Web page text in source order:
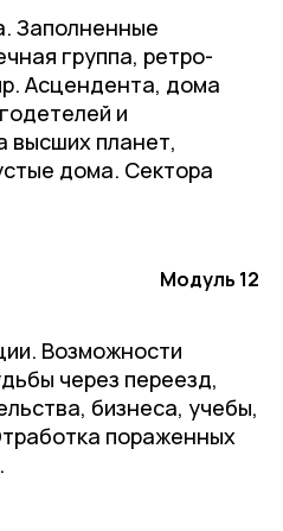
Заполненные
группа, ретро-
Асцендента, дома
и
высших планет,
дома. Сектора
Модуль 12
Возможности
через переезд,
бизнеса, учебы,
пораженных